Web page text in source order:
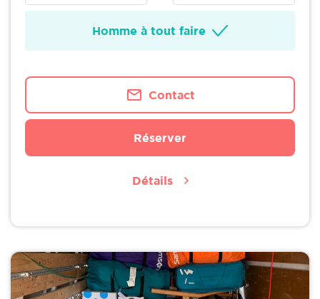
Homme à tout faire
Contact
Réserver
Détails